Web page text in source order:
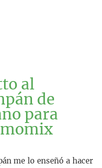
al
de
para
me lo enseñó a hacer